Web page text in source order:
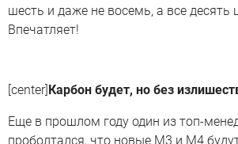
шесть и даже не восемь, а все десять
Впечатляет!
[center]Карбон будет, но без
Еще в прошлом году один из топ-
проболтался, что новые M3 и M4